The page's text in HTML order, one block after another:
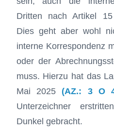
Dritten nach Artikel
Dies geht aber wohl
interne Korrespondenz
oder der
muss. Hierzu hat das
Mai 2025 (AZ.: 3 O
Unterzeichner
Dunkel gebracht.